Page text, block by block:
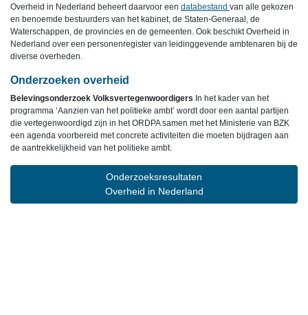
Overheid in Nederland beheert daarvoor een databestand van alle gekozen
en benoemde bestuurders van het kabinet, de Staten-Generaal, de
Waterschappen, de provincies en de gemeenten. Ook beschikt Overheid in
Nederland over een personenregister van leidinggevende ambtenaren bij de
diverse overheden.
Onderzoeken overheid
Belevingsonderzoek Volksvertegenwoordigers In het kader van het
programma ‘Aanzien van het politieke ambt’ wordt door een aantal partijen
die vertegenwoordigd zijn in het ORDPA samen met het Ministerie van BZK
een agenda voorbereid met concrete activiteiten die moeten bijdragen aan
de aantrekkelijkheid van het politieke ambt.
Onderzoeksresultaten
Overheid in Nederland